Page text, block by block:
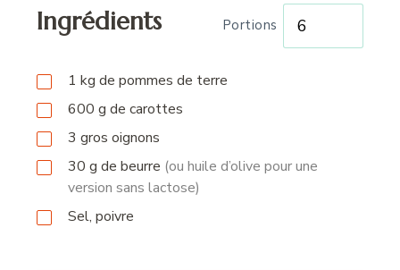
Ingrédients Portions
1 kg de pommes de terre
600 g de carottes
3 gros oignons
30 g de beurre (ou huile d’olive pour une
version sans lactose)
Sel, poivre